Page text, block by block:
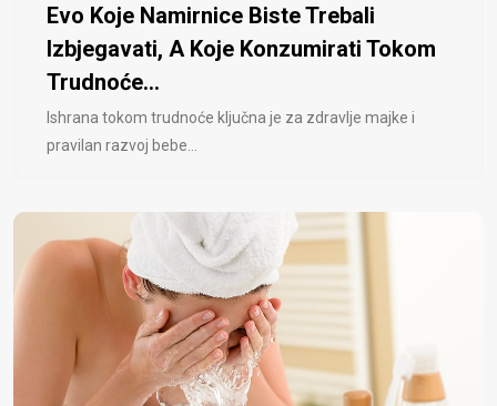
Evo Koje Namirnice Biste Trebali
Izbjegavati, A Koje Konzumirati Tokom
Trudnoće...
Ishrana tokom trudnoće ključna je za zdravlje majke i
pravilan razvoj bebe...